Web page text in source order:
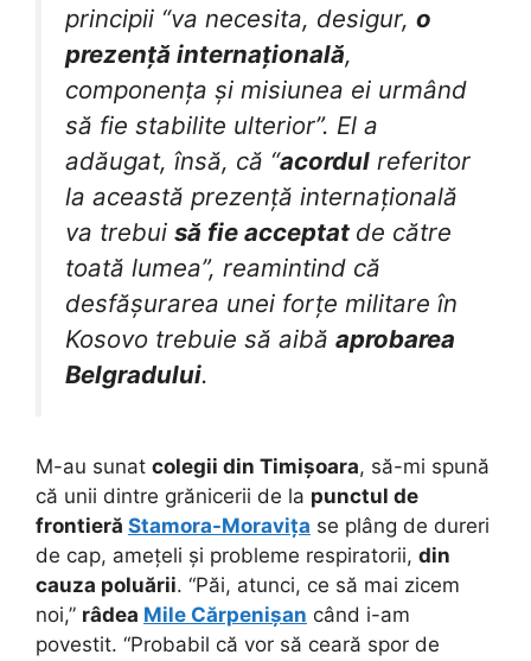
principii “va necesita, desigur, o
prezență internațională,
componența și misiunea ei urmând
să fie stabilite ulterior”. El a
adăugat, însă, că “acordul referitor
la această prezență internațională
va trebui să fie acceptat de către
toată lumea”, reamintind că
desfășurarea unei forțe militare în
Kosovo trebuie să aibă aprobarea
Belgradului.
M-au sunat colegii din Timișoara, să-mi spună
că unii dintre grănicerii de la punctul de
frontieră Stamora-Moravița se plâng de dureri
de cap, amețeli și probleme respiratorii, din
cauza poluării. “Păi, atunci, ce să mai zicem
noi,” râdea Mile Cărpenișan când i-am
povestit. “Probabil că vor să ceară spor de